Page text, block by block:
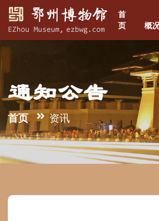
首
页
概
通知公告
首页 资讯